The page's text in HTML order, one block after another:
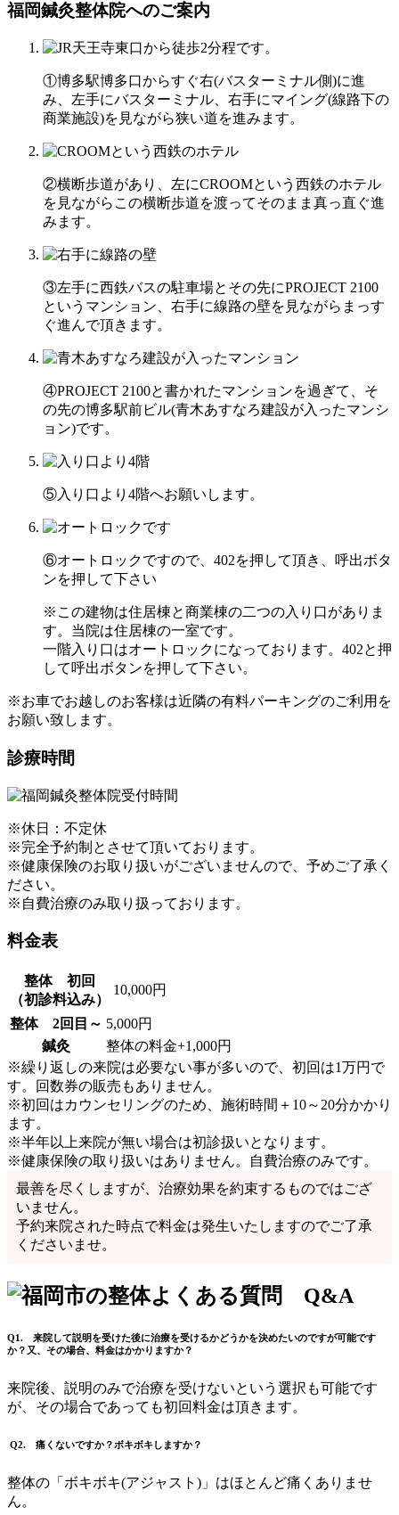
福岡鍼灸整体院へのご案内
①博多駅博多口からすぐ右(バスターミナル側)に進
み、左手にバスターミナル、右手にマイング(線路下の
商業施設)を見ながら狭い道を進みます。
②横断歩道があり、左にCROOMという西鉄のホテル
を見ながらこの横断歩道を渡ってそのまま真っ直ぐ進
みます。
③左手に西鉄バスの駐車場とその先にPROJECT 2100
というマンション、右手に線路の壁を見ながらまっす
ぐ進んで頂きます。
④PROJECT 2100と書かれたマンションを過ぎて、そ
の先の博多駅前ビル(青木あすなろ建設が入ったマンシ
ョン)です。
⑤入り口より4階へお願いします。
⑥オートロックですので、402を押して頂き、呼出ボタ
ンを押して下さい
※この建物は住居棟と商業棟の二つの入り口がありま
す。当院は住居棟の一室です。
一階入り口はオートロックになっております。402と押
して呼出ボタンを押して下さい。
※お車でお越しのお客様は近隣の有料パーキングのご利用を
お願い致します。
診療時間
※休日：不定休
※完全予約制とさせて頂いております。
※健康保険のお取り扱いがございませんので、予めご了承く
ださい。
※自費治療のみ取り扱っております。
料金表
整体 初回
（初診料込み）
10,000円
整体 2回目～ 5,000円
鍼灸
整体の料金+1,000円
※繰り返しの来院は必要ない事が多いので、初回は1万円で
す。回数券の販売もありません。
※初回はカウンセリングのため、施術時間＋10～20分かかり
ます。
※半年以上来院が無い場合は初診扱いとなります。
※健康保険の取り扱いはありません。
自費治療のみです。
最善を尽くしますが、治療効果を約束するものではござ
いません。
予約来院された時点で料金は発生いたしますのでご了承
くださいませ。
Q1. 来院して説明を受けた後に治療を受けるかどうかを決めたいのですが可能です
か？又、その場合、料金はかかりますか？
来院後、説明のみで治療を受けないという選択も可能です
が、その場合であっても初回料金は頂きます。
Q2. 痛くないですか？ボキボキしますか？
整体の「ボキボキ(アジャスト)」はほとんど痛くありませ
ん。